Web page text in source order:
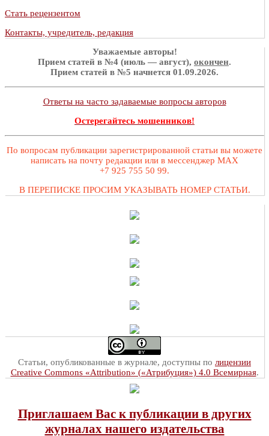
Стать рецензентом
Контакты, учредитель, редакция
Уважаемые авторы!
Прием статей в №4 (июль — август), окончен.
Прием статей в №5 начнется 01.09.2026.
Ответы на часто задаваемые вопросы авторов
Остерегайтесь мошенников!
По вопросам публикации зарегистрированной статьи вы можете
написать на почту редакции или в мессенджер MAX
+7 925 755 50 99.
В ПЕРЕПИСКЕ ПРОСИМ УКАЗЫВАТЬ НОМЕР СТАТЬИ.
Статьи, опубликованные в журнале, доступны по лицензии
Creative Commons «Attribution» («Атрибуция») 4.0 Всемирная.
Приглашаем Вас к публикации в других
журналах нашего издательства